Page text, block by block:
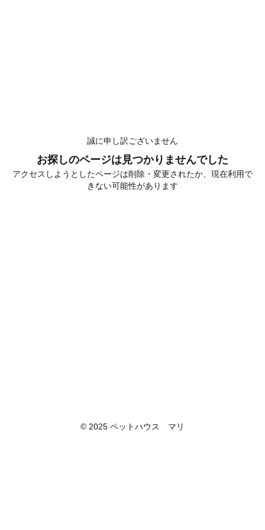
誠に申し訳ございません
お探しのページは見つかりませんでした
アクセスしようとしたページは削除・変更されたか、現在利用で
きない可能性があります
© 2025 ペットハウス マリ